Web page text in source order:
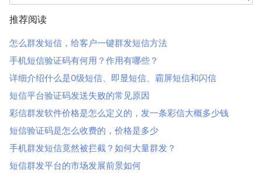
推荐阅读
怎么群发短信，给客户一键群发短信方法
手机短信验证码有何用？作用有哪些？
详细介绍什么是0级短信、即显短信、霸屏短信和闪信
短信平台验证码发送失败的常见原因
彩信群发软件价格是怎么定义的，发一条彩信大概多少钱
短信验证码是怎么收费的，价格是多少
手机群发短信竟然被拦截？如何大量群发？
短信群发平台的市场发展前景如何